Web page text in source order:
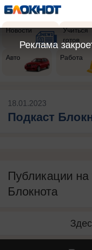
Новости
Учиться
готов
Авто Работа
18.01.2023
Подкаст
Публикации
Блокнота
Реклама